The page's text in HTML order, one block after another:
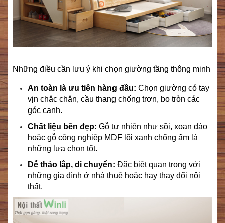
Những điều cần lưu ý khi chọn giường tầng thông minh
An toàn là ưu tiên hàng đầu: Chọn giường có tay
vịn chắc chắn, cầu thang chống trơn, bo tròn các
góc cạnh.
Chất liệu bền đẹp: Gỗ tự nhiên như sồi, xoan đào
hoặc gỗ công nghiệp MDF lõi xanh chống ẩm là
những lựa chọn tốt.
Dễ tháo lắp, di chuyển: Đặc biệt quan trọng với
những gia đình ở nhà thuê hoặc hay thay đổi nội
thất.